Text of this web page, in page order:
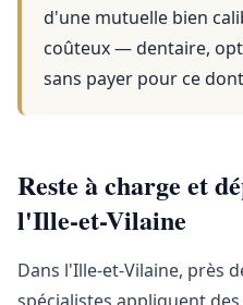
d'une mutuelle bien
coûteux — dentaire,
sans payer pour ce
Reste à charge et
l'Ille-et-Vilaine
Dans l'Ille-et-Vilaine, près